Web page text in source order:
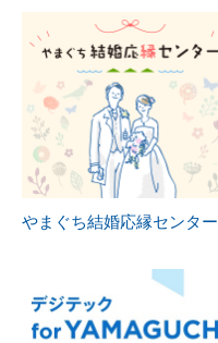
やまぐち結婚応縁センター